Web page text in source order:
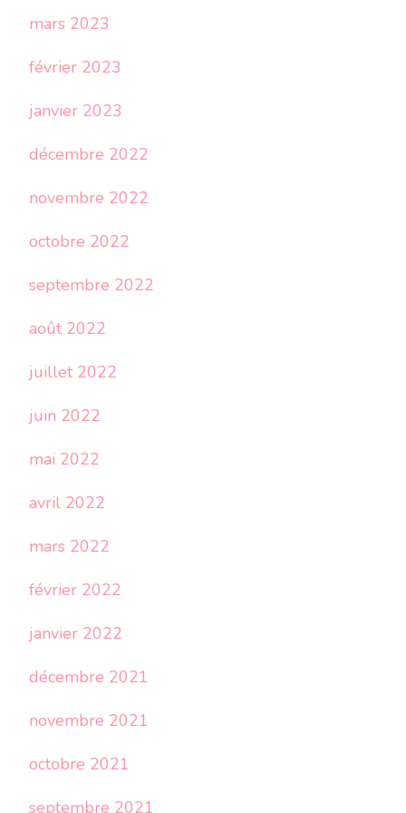
mars 2023
février 2023
janvier 2023
décembre 2022
novembre 2022
octobre 2022
septembre 2022
août 2022
juillet 2022
juin 2022
mai 2022
avril 2022
mars 2022
février 2022
janvier 2022
décembre 2021
novembre 2021
octobre 2021
septembre 2021